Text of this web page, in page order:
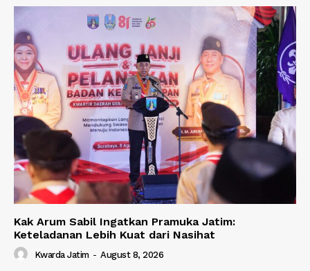
Kak Arum Sabil Ingatkan Pramuka Jatim:
Keteladanan Lebih Kuat dari Nasihat
Kwarda Jatim - August 8, 2026